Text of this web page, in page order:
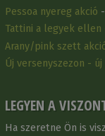
Pessoa nyereg akció
Tattini a legyek ellen
Arany/pink szett
Új versenyszezon -
LEGYEN A
Ha szeretne Ön is